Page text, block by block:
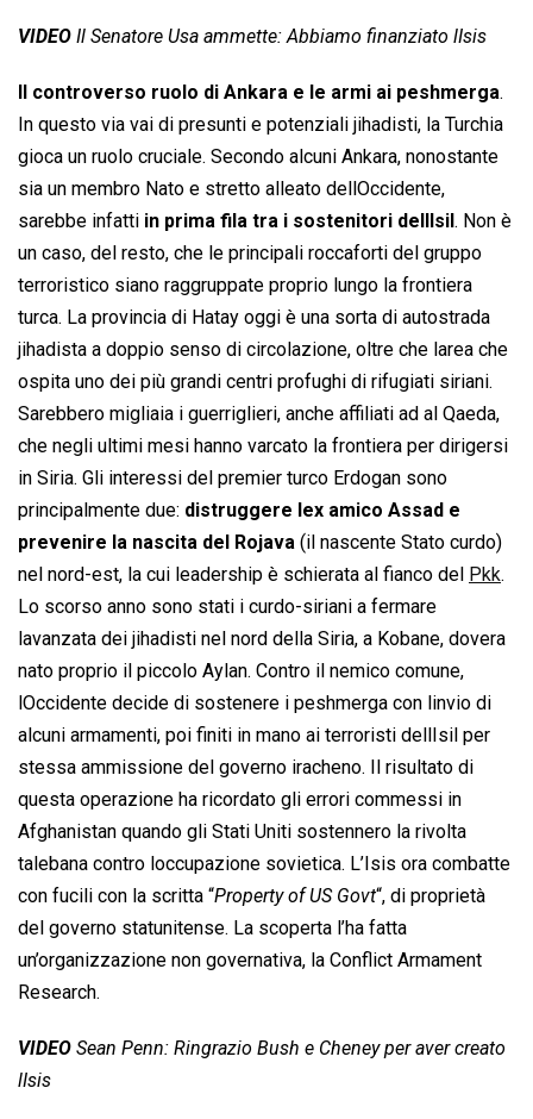
VIDEO Il Senatore Usa ammette: Abbiamo finanziato lIsis
Il controverso ruolo di Ankara e le armi ai peshmerga.
In questo via vai di presunti e potenziali jihadisti, la Turchia
gioca un ruolo cruciale. Secondo alcuni Ankara, nonostante
sia un membro Nato e stretto alleato dellOccidente,
sarebbe infatti in prima fila tra i sostenitori dellIsil . Non è
un caso, del resto, che le principali roccaforti del gruppo
terroristico siano raggruppate proprio lungo la frontiera
turca. La provincia di Hatay oggi è una sorta di autostrada
jihadista a doppio senso di circolazione, oltre che larea che
ospita uno dei più grandi centri profughi di rifugiati siriani.
Sarebbero migliaia i guerriglieri, anche affiliati ad al Qaeda,
che negli ultimi mesi hanno varcato la frontiera per dirigersi
in Siria. Gli interessi del premier turco Erdogan sono
principalmente due: distruggere lex amico Assad e
prevenire la nascita del Rojava (il nascente Stato curdo)
nel nord-est, la cui leadership è schierata al fianco del Pkk.
Lo scorso anno sono stati i curdo-siriani a fermare
lavanzata dei jihadisti nel nord della Siria, a Kobane, dovera
nato proprio il piccolo Aylan. Contro il nemico comune,
lOccidente decide di sostenere i peshmerga con linvio di
alcuni armamenti, poi finiti in mano ai terroristi dellIsil per
stessa ammissione del governo iracheno. Il risultato di
questa operazione ha ricordato gli errori commessi in
Afghanistan quando gli Stati Uniti sostennero la rivolta
talebana contro loccupazione sovietica. L’Isis ora combatte
con fucili con la scritta “Property of US Govt“, di proprietà
del governo statunitense. La scoperta l’ha fatta
un’organizzazione non governativa, la Conflict Armament
Research.
VIDEO Sean Penn: Ringrazio Bush e Cheney per aver creato
lIsis